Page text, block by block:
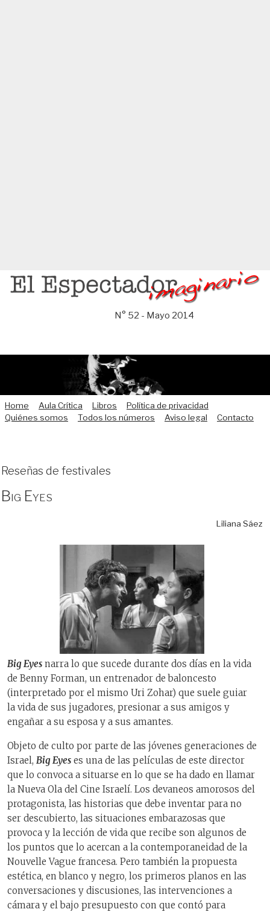
Saltar
N° 52 - Mayo 2014
Home Aula Crítica Libros
Política de privacidad
Quiénes somos
Todos los números Aviso legal Contacto
Reseñas de festivales
Big Eyes
Liliana Sáez
Big Eyes narra lo que sucede durante dos días en la vida
de Benny Forman, un entrenador de baloncesto
(interpretado por el mismo Uri Zohar) que suele guiar
la vida de sus jugadores, presionar a sus amigos y
engañar a su esposa y a sus amantes.
Objeto de culto por parte de las jóvenes generaciones de
Israel, Big Eyes es una de las películas de este director
que lo convoca a situarse en lo que se ha dado en llamar
la Nueva Ola del Cine Israelí. Los devaneos amorosos del
protagonista, las historias que debe inventar para no
ser descubierto, las situaciones embarazosas que
provoca y la lección de vida que recibe son algunos de
los puntos que lo acercan a la contemporaneidad de la
Nouvelle Vague francesa. Pero también la propuesta
estética, en blanco y negro, los primeros planos en las
conversaciones y discusiones, las intervenciones a
cámara y el bajo presupuesto con que contó para